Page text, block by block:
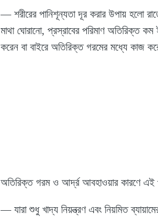
— শরীরের পানিশূন্যতা দূর করার উপায় হলো
মাথা ঘোরানো, প্রস্রাবের পরিমাণ অতিরিক্ত
করেন বা বাইরে অতিরিক্ত গরমের মধ্যে কাজ
অতিরিক্ত গরম ও আর্দ্র আবহাওয়ার কারণে এই
— যারা শুধু খাদ্য নিয়ন্ত্রণ এবং নিয়মিত